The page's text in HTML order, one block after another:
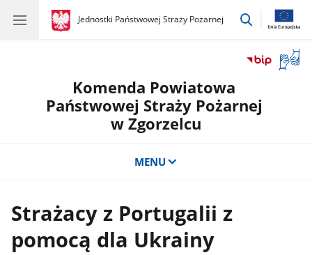
gov.pl
Jednostki Państwowej Straży Pożarnej
gov.pl
Jednostki
przejdź
okno
Komenda Powiatowa
Państwowej Straży Pożarnej
w Zgorzelcu
MENU
Strażacy z Portugalii z
pomocą dla Ukrainy